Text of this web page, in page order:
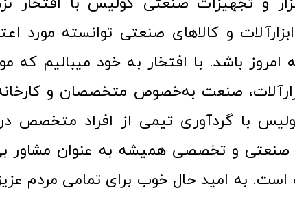
امروز باشد. با افتخار به خود میبالیم که
صنعت به‌خصوص متخصصان و
با گردآوری تیمی از افراد متخصص در
و تخصصی همیشه به عنوان مشاور
است. به امید حال خوب برای تمامی مردم